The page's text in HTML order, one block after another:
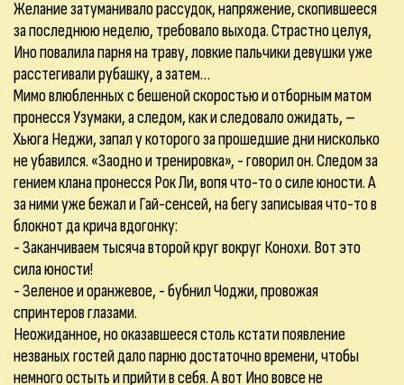
Желание затуманивало рассудок, напряжение, скопившееся
за последнюю неделю, требовало выхода. Страстно целуя,
Ино повалила парня на траву, ловкие пальчики девушки уже
расстегивали рубашку, а затем…
Мимо влюбленных с бешеной скоростью и отборным матом
пронесся Узумаки, а следом, как и следовало ожидать, –
Хьюга Неджи, запал у которого за прошедшие дни нисколько
не убавился. «Заодно и тренировка», - говорил он. Следом за
гением клана пронесся Рок Ли, вопя что-то о силе юности. А
за ними уже бежал и Гай-сенсей, на бегу записывая что-то в
блокнот да крича вдогонку:
- Заканчиваем тысяча второй круг вокруг Конохи. Вот это
сила юности!
- Зеленое и оранжевое, - бубнил Чоджи, провожая
спринтеров глазами.
Неожиданное, но оказавшееся столь кстати появление
незваных гостей дало парню достаточно времени, чтобы
немного остыть и прийти в себя. А вот Ино вовсе не